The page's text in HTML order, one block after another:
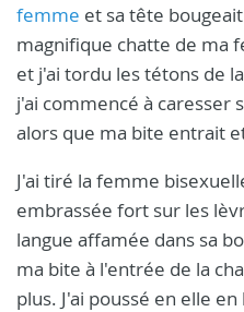
femme et sa tête
magnifique chatte de ma
et j'ai tordu les tétons de
j'ai commencé à caresser
alors que ma bite entrait
J'ai tiré la femme
embrassée fort sur les
langue affamée dans sa
ma bite à l'entrée de la
plus. J'ai poussé en elle